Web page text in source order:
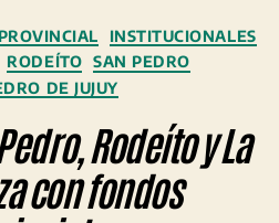
CategoríasINSTITUCIONALES
RODEÍTO SAN PEDRO
DE JUJUY
Rodeíto y La
con fondos